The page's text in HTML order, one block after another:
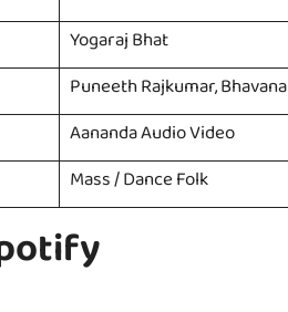
Yogaraj Bhat
Puneeth Rajkumar, Bhavana
Aananda Audio Video
Mass / Dance Folk